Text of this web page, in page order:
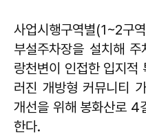
사업시행구역별(1~2구
부설주차장을 설치해
랑천변이 인접한 입지적
러진 개방형 커뮤니티
개선을 위해 봉화산로 4
한다.